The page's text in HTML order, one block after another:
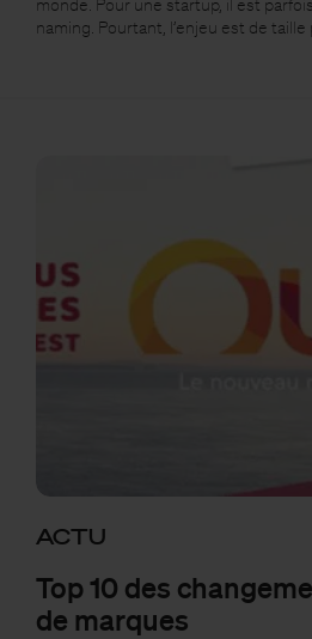
monde. Pour une startup, il est
naming. Pourtant, l’enjeu est de taille
ACTU
Top 10 des
de marques